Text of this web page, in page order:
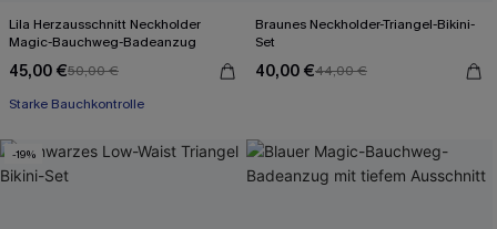
Lila Herzausschnitt Neckholder
Magic-Bauchweg-Badeanzug
45,00 €50,00 €
Starke Bauchkontrolle
Braunes Neckholder-Triangel-Bikini-
Set
40,00 €44,00 €
-19%